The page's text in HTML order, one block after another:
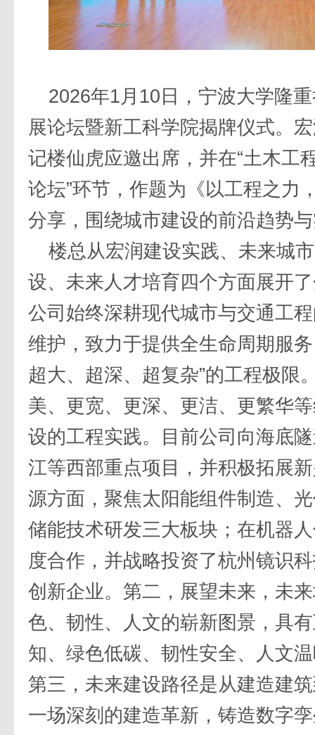
2026年1月10日，宁波大学隆
展论坛暨新工科学院揭牌仪式。
记楼仙虎应邀出席，并在“土木工
论坛”环节，作题为《以工程之力
分享，围绕城市建设的前沿趋势
楼总从宏润建设实践、未来城
设、未来人才培育四个方面展开
公司始终深耕现代城市与交通工
维护，致力于提供全生命周期服
超大、超深、超复杂”的工程极限
美、更宽、更深、更洁、更繁华
设的工程实践。目前公司向海底
江等西部重点项目，并积极拓展
源方面，聚焦太阳能组件制造、
储能技术研发三大板块；在机器
度合作，并战略投资了杭州镜识
创新企业。第二，展望未来，未
色、韧性、人文的崭新图景，具
知、绿色低碳、韧性安全、人文
第三，未来建设路径是从建造建
一场深刻的建造革新，铸造数字